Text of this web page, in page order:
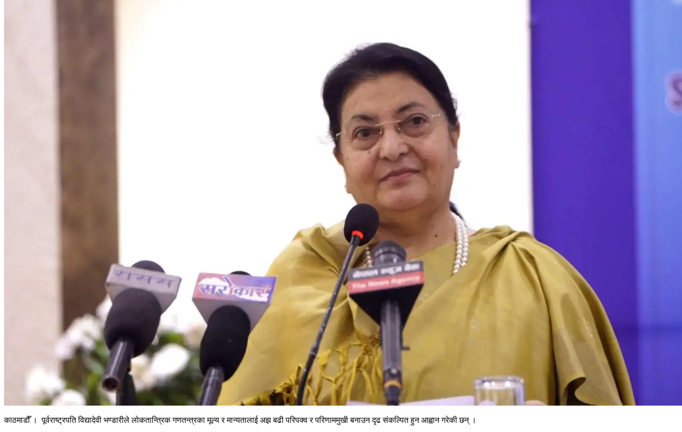
काठमाडौँ । पूर्वराष्ट्रपति विद्यादेवी भण्डारीले लोकतान्त्रिक गणतन्त्रका मूल्य र मान्यतालाई अझ बढी परिपक्व र परिणाममुखी बनाउन दृढ संकल्पित हुन आह्वान गरेकी छन् ।